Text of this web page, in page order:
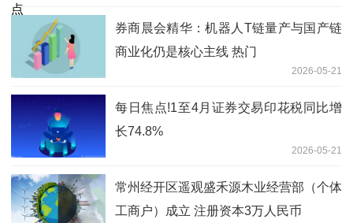
券商晨会精华：机器人T链量产与国产链
商业化仍是核心主线 热门
2026-05-21
每日焦点!1至4月证券交易印花税同比增
长74.8%
2026-05-21
常州经开区遥观盛禾源木业经营部（个体
工商户）成立 注册资本3万人民币